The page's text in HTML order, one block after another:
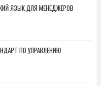
ЯЗЫК ДЛЯ МЕНЕДЖЕРОВ
ПО УПРАВЛЕНИЮ